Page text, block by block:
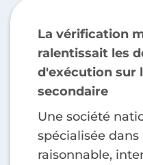
La vérification
ralentissait les
d'exécution sur
secondaire
Une société
spécialisée
raisonnable,